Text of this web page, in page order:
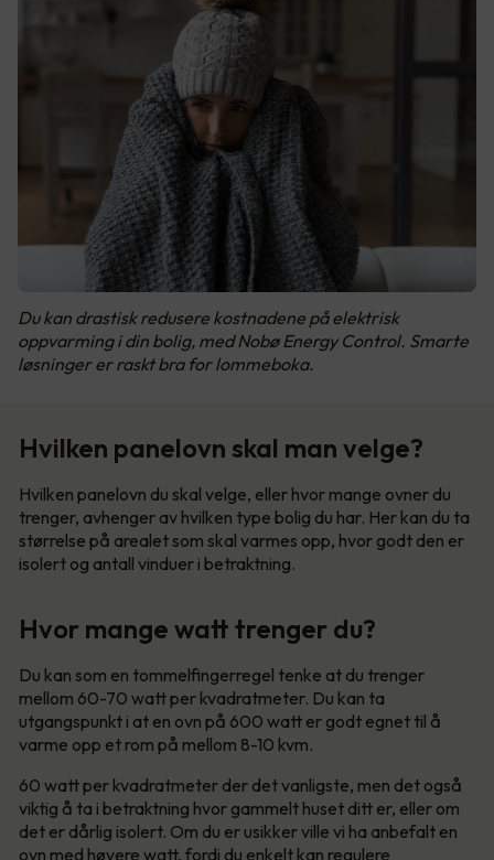
Du kan drastisk redusere kostnadene på elektrisk
oppvarming i din bolig, med Nobø Energy Control. Smarte
løsninger er raskt bra for lommeboka.
Hvilken panelovn skal man velge?
Hvilken panelovn du skal velge, eller hvor mange ovner du
trenger, avhenger av hvilken type bolig du har. Her kan du ta
størrelse på arealet som skal varmes opp, hvor godt den er
isolert og antall vinduer i betraktning.
Hvor mange watt trenger du?
Du kan som en tommelfingerregel tenke at du trenger
mellom 60-70 watt per kvadratmeter. Du kan ta
utgangspunkt i at en ovn på 600 watt er godt egnet til å
varme opp et rom på mellom 8-10 kvm.
60 watt per kvadratmeter der det vanligste, men det også
viktig å ta i betraktning hvor gammelt huset ditt er, eller om
det er dårlig isolert. Om du er usikker ville vi ha anbefalt en
ovn med høyere watt, fordi du enkelt kan regulere